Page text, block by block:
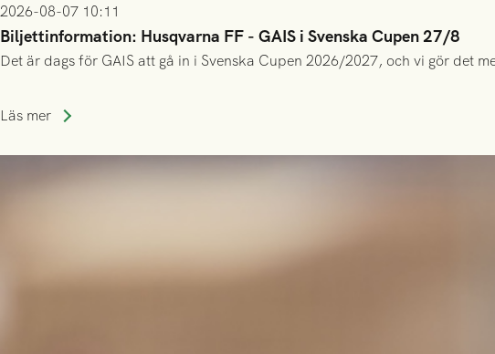
2026-08-07 10:11
Biljettinformation: Husqvarna FF - GAIS i Svenska Cupen 27/8
Det är dags för GAIS att gå in i Svenska Cupen 2026/2027, och vi gör det
Läs mer